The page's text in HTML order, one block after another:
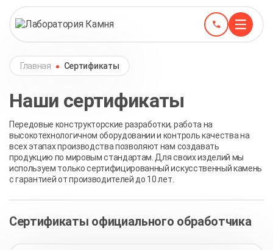
Главная Сертификаты
Наши сертификаты
Передовые конструкторские разработки, работа на
высокотехнологичном оборудовании и контроль качества на
всех этапах производства позволяют нам создавать
продукцию по мировым стандартам. Для своих изделий мы
используем только сертифицированный искусственный камень
с гарантией от производителей до 10 лет.
Сертификаты официального обработчика